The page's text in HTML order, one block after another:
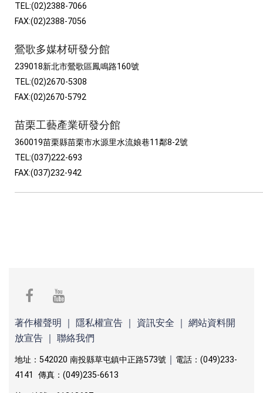
TEL:(02)2388-7066
FAX:(02)2388-7056
鶯歌多媒材研發分館
239018新北市鶯歌區鳳鳴路160號
TEL:(02)2670-5308
FAX:(02)2670-5792
苗栗工藝產業研發分館
360019苗栗縣苗栗市水源里水流娘巷11鄰8-2號
TEL:(037)222-693
FAX:(037)232-942
facebook
著作權聲明 ｜ 隱私權宣告 ｜ 資訊安全 ｜ 網站資料開
放宣告 ｜ 聯絡我們
地址：542020 南投縣草屯鎮中正路573號 ｜ 電話：(049)233-
4141 傳真：(049)235-6613